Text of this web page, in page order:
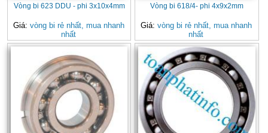
Vòng bi 623 DDU - phi 3x10x4mm
Giá: vòng bi rẻ nhất, mua nhanh
nhất
Vòng bi 618/4- phi 4x9x2mm
Giá: vòng bi rẻ nhất, mua nhanh
nhất